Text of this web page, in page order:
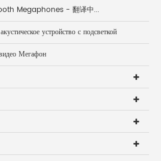
Megaphones - 翻译中...
устройство с подсветкой
Мегафон